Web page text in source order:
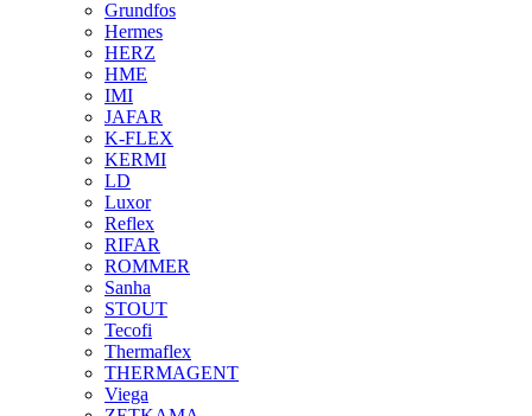
Grundfos
Hermes
HERZ
HME
IMI
JAFAR
K-FLEX
KERMI
LD
Luxor
Reflex
RIFAR
ROMMER
Sanha
STOUT
Tecofi
Thermaflex
THERMAGENT
Viega